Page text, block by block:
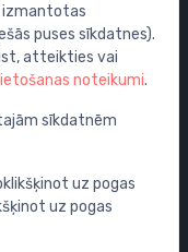
izmantotas
puses sīkdatnes).
atteikties vai
noteikumi.
sīkdatnēm
uz pogas
uz pogas